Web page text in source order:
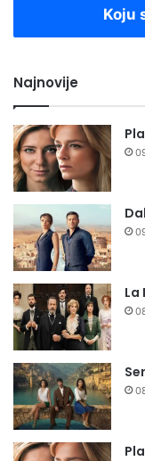
Koju
Najnovije
La